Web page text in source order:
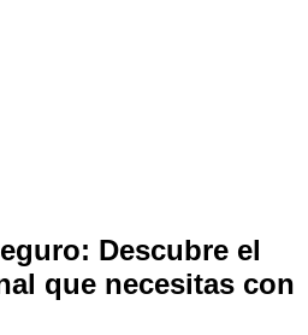
Descubre el
que necesitas con